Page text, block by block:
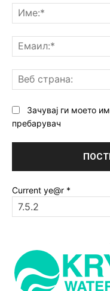
Зачувај ги моето
пребарувач
Current ye@r *